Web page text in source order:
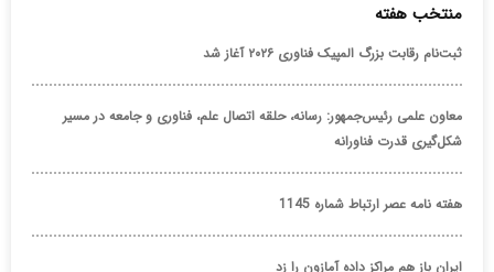
منتخب هفته
ثبت‌نام رقابت بزرگ المپیک فناوری ۲۰۲۶ آغاز شد
معاون علمی رئیس‌جمهور: رسانه، حلقه اتصال علم، فناوری و جامعه در مسیر
شکل‌گیری قدرت فناورانه
هفته نامه عصر ارتباط شماره 1145
ایران باز هم مراکز داده آمازون را زد